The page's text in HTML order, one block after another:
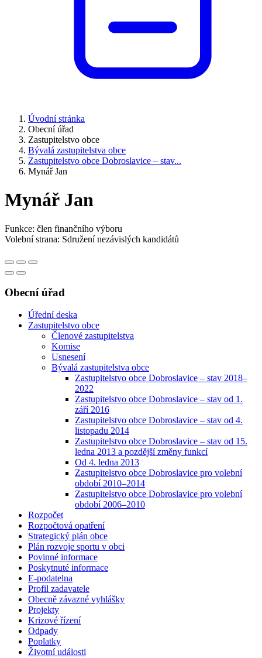
Úvodní stránka
Obecní úřad
Zastupitelstvo obce
Bývalá zastupitelstva obce
Zastupitelstvo obce Dobroslavice – stav...
Mynář Jan
Mynář Jan
Funkce: člen finančního výboru
Volební strana: Sdružení nezávislých kandidátů
Obecní úřad
Úřední deska
Zastupitelstvo obce
Členové zastupitelstva
Komise
Usnesení
Bývalá zastupitelstva obce
Zastupitelstvo obce Dobroslavice – stav 2018–
2022
Zastupitelstvo obce Dobroslavice – stav od 1.
září 2016
Zastupitelstvo obce Dobroslavice – stav od 4.
listopadu 2014
Zastupitelstvo obce Dobroslavice – stav od 15.
ledna 2013 a pozdější změny funkcí
Od 4. ledna 2013
Zastupitelstvo obce Dobroslavice pro volební
období 2010–2014
Zastupitelstvo obce Dobroslavice pro volební
období 2006–2010
Rozpočet
Rozpočtová opatření
Strategický plán obce
Plán rozvoje sportu v obci
Povinné informace
Poskytnuté informace
E-podatelna
Profil zadavatele
Obecně závazné vyhlášky
Projekty
Krizové řízení
Odpady
Poplatky
Životní události